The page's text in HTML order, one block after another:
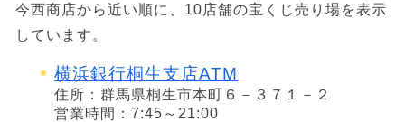
今西商店から近い順に、10店舗の宝くじ売り場を表示
しています。
横浜銀行桐生支店ATM
住所：群馬県桐生市本町６－３７１－２
営業時間：7:45～21:00